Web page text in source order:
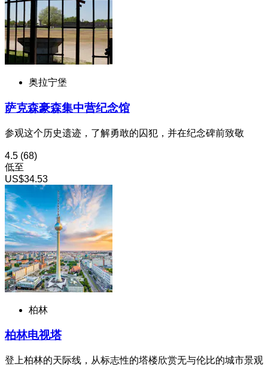
奥拉宁堡
萨克森豪森集中营纪念馆
参观这个历史遗迹，了解勇敢的囚犯，并在纪念碑前致敬
4.5 (68)
低至
US$34.53
柏林
柏林电视塔
登上柏林的天际线，从标志性的塔楼欣赏无与伦比的城市景观